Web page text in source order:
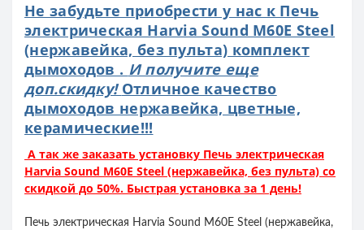
Не забудьте приобрести у нас к Печь
электрическая Harvia Sound M60E Steel
(нержавейка, без пульта) комплект
дымоходов . И получите еще
доп.скидку!Отличное качество
дымоходов нержавейка, цветные,
керамические!!!
А так же заказать установку Печь электрическая
Harvia Sound M60E Steel (нержавейка, без пульта) со
скидкой до 50%. Быстрая установка за 1 день!
Печь электрическая Harvia Sound M60E Steel (нержавейка,